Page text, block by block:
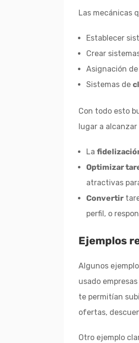
Las mecánicas
Establecer
Crear
Asignación de
Sistemas de
Con todo esto
lugar a alcanzar
La
Optimizar
atractivas
Convertir
perfil, o
Ejemplos
Algunos
usado
te permitían
ofertas,
Otro ejemplo